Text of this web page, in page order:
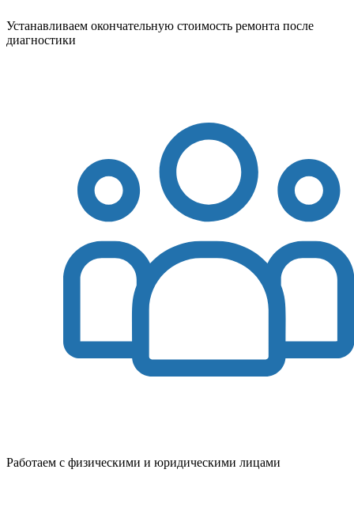
Устанавливаем окончательную стоимость ремонта после
диагностики
Работаем с физическими и юридическими лицами